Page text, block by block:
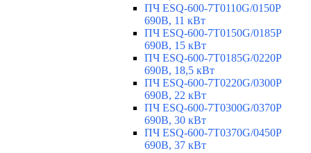
ПЧ ESQ-600-7T0110G/0150P
690В, 11 кВт
ПЧ ESQ-600-7T0150G/0185P
690В, 15 кВт
ПЧ ESQ-600-7T0185G/0220P
690В, 18,5 кВт
ПЧ ESQ-600-7T0220G/0300P
690В, 22 кВт
ПЧ ESQ-600-7T0300G/0370P
690В, 30 кВт
ПЧ ESQ-600-7T0370G/0450P
690В, 37 кВт